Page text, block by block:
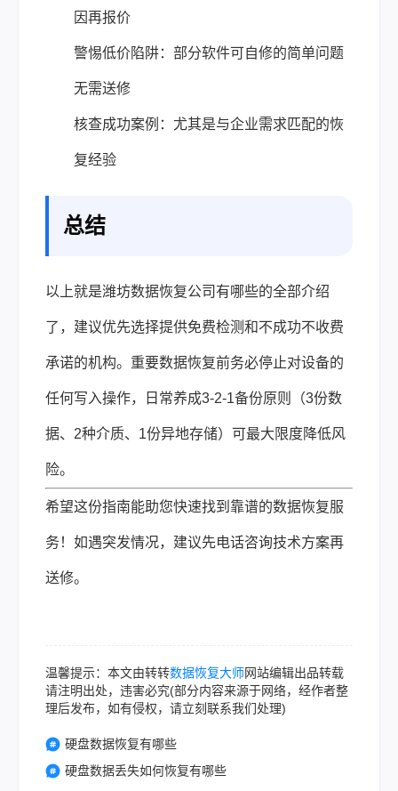
因再报价
警惕低价陷阱：部分软件可自修的简单问题
无需送修
核查成功案例：尤其是与企业需求匹配的恢
复经验
总结
以上就是潍坊数据恢复公司有哪些的全部介绍
了，建议优先选择提供免费检测和不成功不收费
承诺的机构。重要数据恢复前务必停止对设备的
任何写入操作，日常养成3-2-1备份原则（3份数
据、2种介质、1份异地存储）可最大限度降低风
险。
希望这份指南能助您快速找到靠谱的数据恢复服
务！如遇突发情况，建议先电话咨询技术方案再
送修。
温馨提示：本文由转转数据恢复大师网站编辑出品转载
请注明出处，违害必究(部分内容来源于网络，经作者整
理后发布，如有侵权，请立刻联系我们处理)
硬盘数据恢复有哪些
硬盘数据丢失如何恢复有哪些